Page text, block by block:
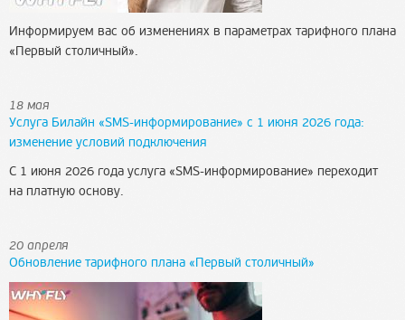
Информируем вас об изменениях в параметрах тарифного плана
«Первый столичный».
18 мая
Услуга Билайн «SMS-информирование» с 1 июня 2026 года:
изменение условий подключения
С 1 июня 2026 года услуга «SMS-информирование» переходит
на платную основу.
20 апреля
Обновление тарифного плана «Первый столичный»